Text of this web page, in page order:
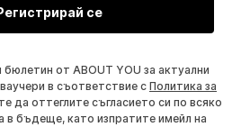
се
от ABOUT YOU за актуални
в съответствие с Политика за
да оттеглите съгласието си по всяко
в бъдеще, като изпратите имейл на